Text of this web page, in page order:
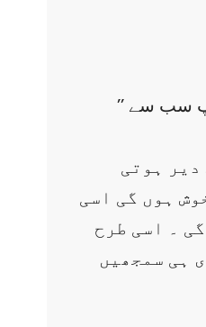
’’ بیٹا آپ بھی پری ہو۔ اپنے ماں باپ کی پری ہو۔ اپنی بہن بھائیوں کی ہو۔وہ سب آپ سے بہت پیار کرتے ہیں۔ یاد رکھو ، جب آپ سب سے
ہوتی
ہوں گی اسی
۔ اسی طرح
ہی سمجھیں